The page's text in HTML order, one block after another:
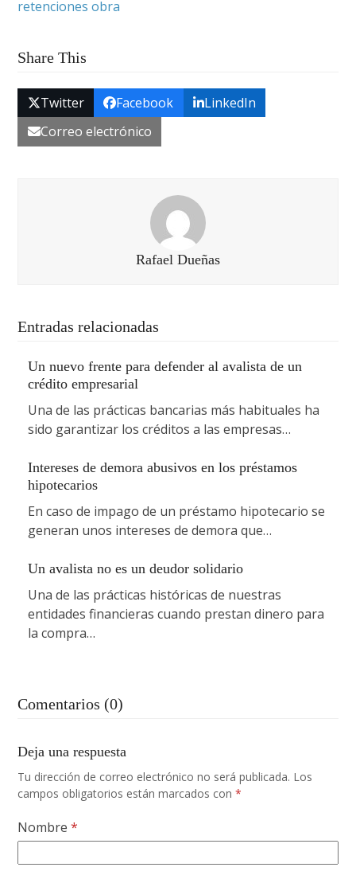
retenciones obra
Share This
Twitter Facebook
LinkedIn
Correo electrónico
Rafael Dueñas
Entradas relacionadas
Un nuevo frente para defender al avalista de un
crédito empresarial
Una de las prácticas bancarias más habituales ha
sido garantizar los créditos a las empresas…
Intereses de demora abusivos en los préstamos
hipotecarios
En caso de impago de un préstamo hipotecario se
generan unos intereses de demora que…
Un avalista no es un deudor solidario
Una de las prácticas históricas de nuestras
entidades financieras cuando prestan dinero para
la compra…
Comentarios (0)
Deja una respuesta
Tu dirección de correo electrónico no será publicada. Los
campos obligatorios están marcados con*
Nombre*